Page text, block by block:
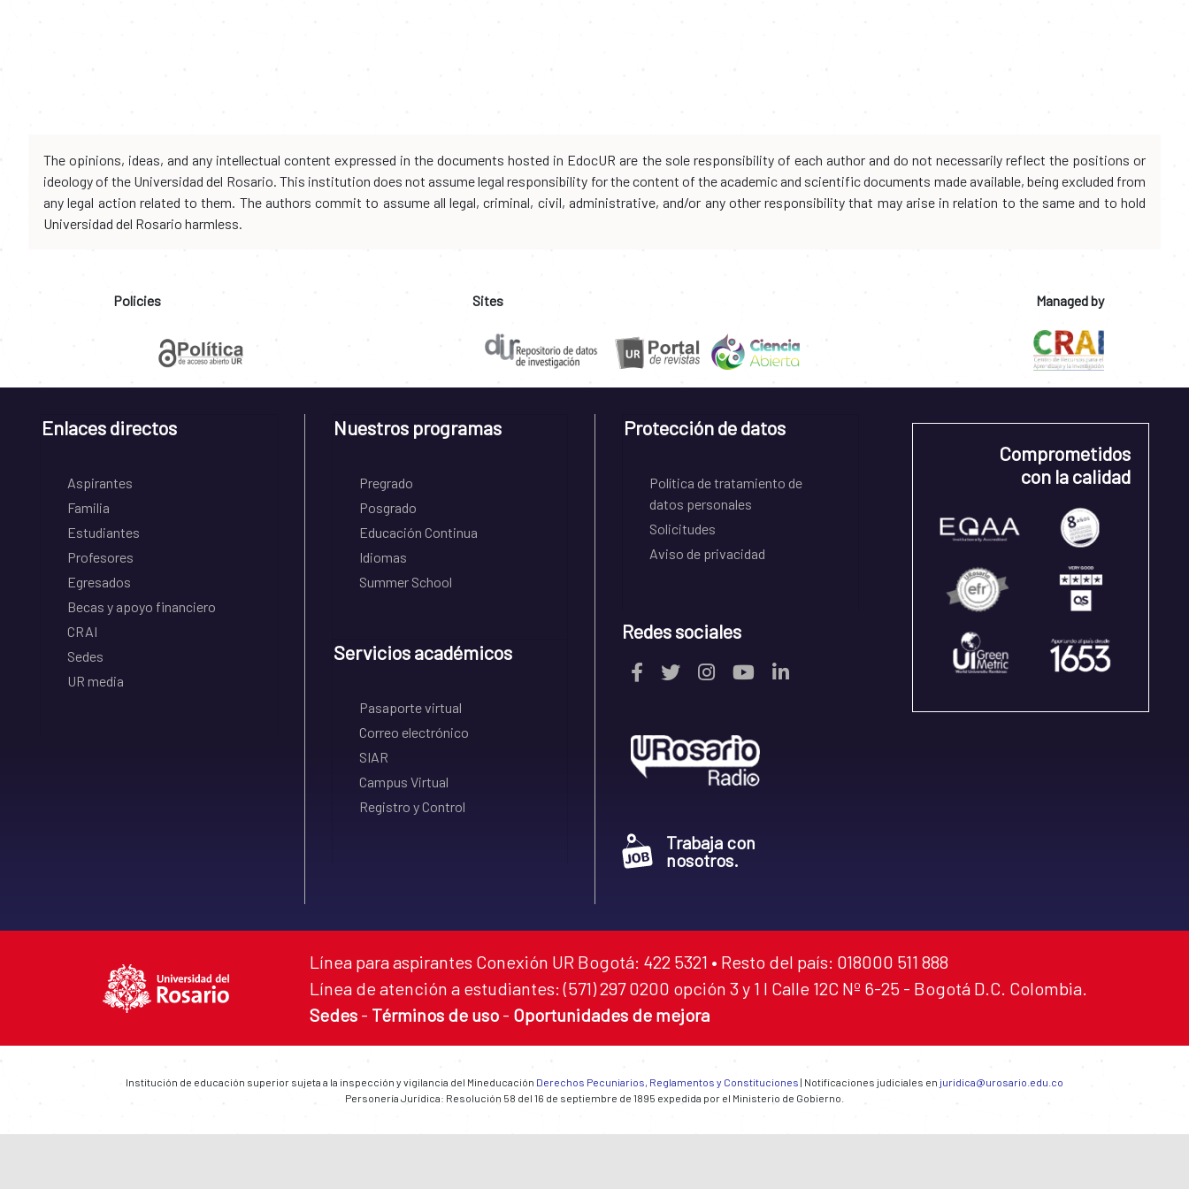
The opinions, ideas, and any intellectual content expressed in the documents hosted in EdocUR are the sole responsibility of each author and do not necessarily reflect the positions or
ideology of the Universidad del Rosario. This institution does not assume legal responsibility for the content of the academic and scientific documents made available, being excluded from
any legal action related to them. The authors commit to assume all legal, criminal, civil, administrative, and/or any other responsibility that may arise in relation to the same and to hold
Universidad del Rosario harmless.
Policies Sites Managed by
Enlaces directos
Aspirantes
Familia
Estudiantes
Profesores
Egresados
Becas y apoyo financiero
CRAI
Sedes
UR media
Nuestros programas
Pregrado
Posgrado
Educación Continua
Idiomas
Summer School
Servicios académicos
Pasaporte virtual
Correo electrónico
SIAR
Campus Virtual
Registro y Control
Protección de datos
Política de tratamiento de
datos personales
Solicitudes
Aviso de privacidad
Redes sociales
Trabaja con
nosotros.
Comprometidos
con la calidad
Línea para aspirantes Conexión UR Bogotá: 422 5321 • Resto del país: 018000 511 888
Línea de atención a estudiantes: (571) 297 0200 opción 3 y 1 I Calle 12C Nº 6-25 - Bogotá D.C. Colombia.
Sedes - Términos de uso - Oportunidades de mejora
Institución de educación superior sujeta a la inspección y vigilancia del Mineducación Derechos Pecuniarios, Reglamentos y Constituciones | Notificaciones judiciales en juridica@urosario.edu.co
Personería Jurídica: Resolución 58 del 16 de septiembre de 1895 expedida por el Ministerio de Gobierno.